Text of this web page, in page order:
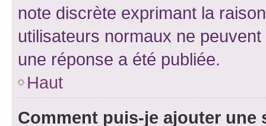
note discrète exprimant la
utilisateurs normaux ne
une réponse a été publiée.
Haut
Comment puis-je ajouter une